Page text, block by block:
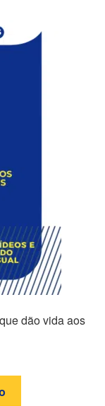
dão vida aos